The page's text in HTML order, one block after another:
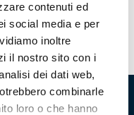
contenuti ed
social media e per
inoltre
il nostro sito con i
dei dati web,
combinarle
loro o che hanno
e